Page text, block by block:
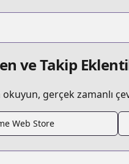
ve Takip
gerçek zamanlı
Web Store